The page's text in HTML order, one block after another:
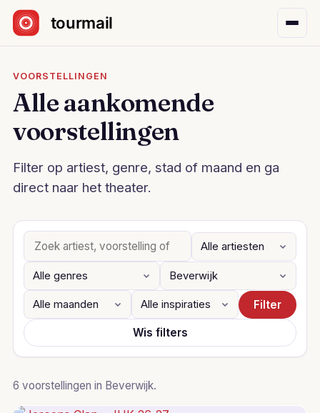
Sla navigatie over
VOORSTELLINGEN
Alle aankomende
voorstellingen
Filter op artiest, genre, stad of maand en ga
direct naar het theater.
Filter
Wis filters
6 voorstellingen in Beverwijk.